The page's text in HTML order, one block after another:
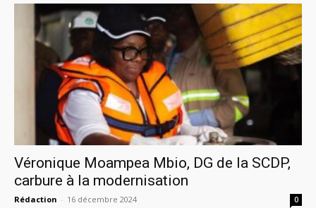
Véronique Moampea Mbio, DG de la SCDP,
carbure à la modernisation
Rédaction - 16 décembre 2024 0